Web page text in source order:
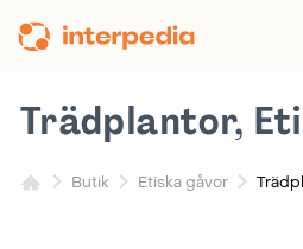
till
Butik Etiska gåvor
Trädplantor,